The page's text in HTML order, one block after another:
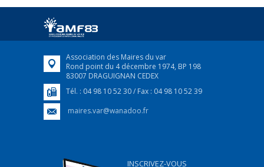
Afin d’accompagner au mieux les réfugiés
FEUILLETER
Association des Maires du var
Rond point du 4 décembre 1974, BP 198
83007 DRAGUIGNAN CEDEX
Tél. : 04 98 10 52 30 / Fax : 04 98 10 52 39
maires.var@wanadoo.fr
INSCRIVEZ-VOUS